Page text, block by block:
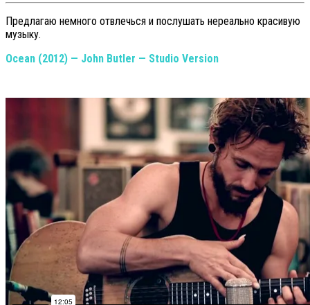
Предлагаю немного отвлечься и послушать нереально красивую
музыку.
Ocean (2012) — John Butler — Studio Version